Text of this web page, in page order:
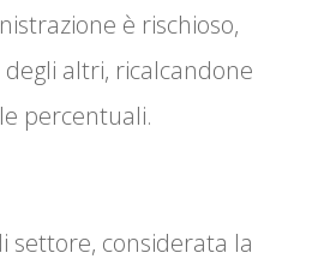
è rischioso,
altri, ricalcandone
percentuali.
settore, considerata la